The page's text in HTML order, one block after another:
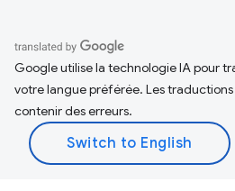
Google utilise la technologie IA pour
votre langue préférée. Les
contenir des erreurs.